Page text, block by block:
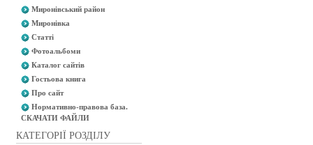
Миронівський район
Миронівка
Статті
Фотоальбоми
Каталог сайтів
Гостьова книга
Про сайт
Нормативно-правова база.
СКАЧАТИ ФАЙЛИ
КАТЕГОРІЇ РОЗДІЛУ